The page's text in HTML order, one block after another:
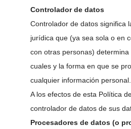
Controlador de datos
Controlador de datos significa
jurídica que (ya sea sola o en
con otras personas)
cuales y la forma en que se
cualquier información personal.
A los efectos de esta Política
controlador de datos de sus
Procesadores de datos (o